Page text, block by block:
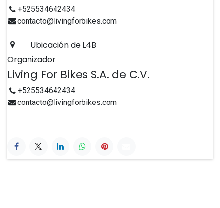
+525534642434
contacto@livingforbikes.com
Ubicación de L4B
Organizador
Living For Bikes S.A. de C.V.
+525534642434
contacto@livingforbikes.com